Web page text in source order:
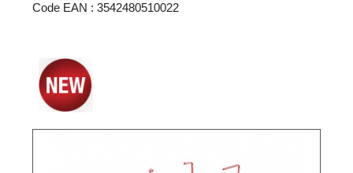
Code EAN : 3542480510022